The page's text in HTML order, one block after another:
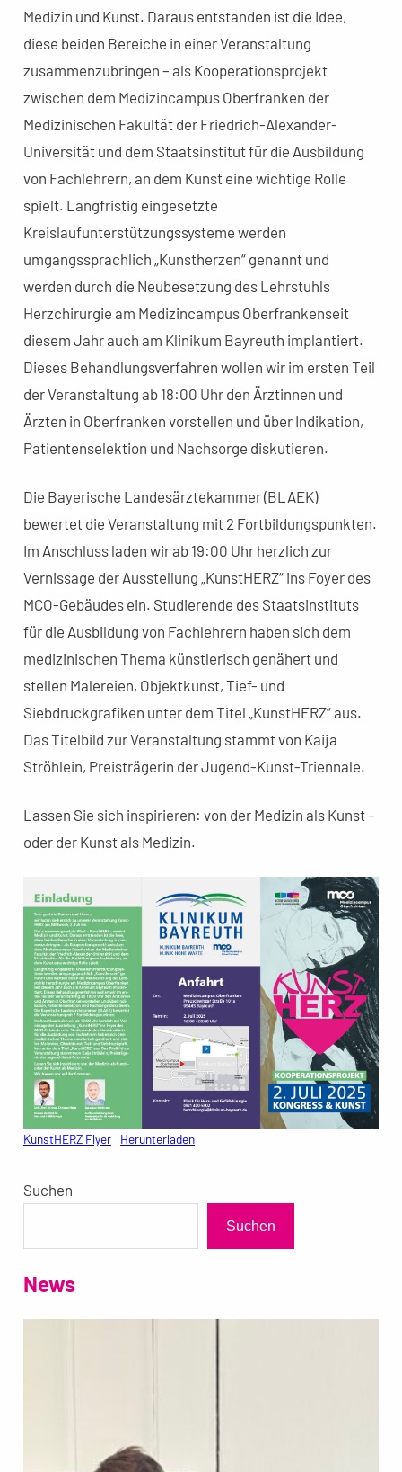
Medizin und Kunst. Daraus entstanden ist die Idee,
diese beiden Bereiche in einer Veranstaltung
zusammenzubringen – als Kooperationsprojekt
zwischen dem Medizincampus Oberfranken der
Medizinischen Fakultät der Friedrich-Alexander-
Universität und dem Staatsinstitut für die Ausbildung
von Fachlehrern, an dem Kunst eine wichtige Rolle
spielt. Langfristig eingesetzte
Kreislaufunterstützungssysteme werden
umgangssprachlich „Kunstherzen“ genannt und
werden durch die Neubesetzung des Lehrstuhls
Herzchirurgie am Medizincampus Oberfrankenseit
diesem Jahr auch am Klinikum Bayreuth implantiert.
Dieses Behandlungsverfahren wollen wir im ersten Teil
der Veranstaltung ab 18:00 Uhr den Ärztinnen und
Ärzten in Oberfranken vorstellen und über Indikation,
Patientenselektion und Nachsorge diskutieren.
Die Bayerische Landesärztekammer (BLAEK)
bewertet die Veranstaltung mit 2 Fortbildungspunkten.
Im Anschluss laden wir ab 19:00 Uhr herzlich zur
Vernissage der Ausstellung „KunstHERZ“ ins Foyer des
MCO-Gebäudes ein. Studierende des Staatsinstituts
für die Ausbildung von Fachlehrern haben sich dem
medizinischen Thema künstlerisch genähert und
stellen Malereien, Objektkunst, Tief- und
Siebdruckgrafiken unter dem Titel „KunstHERZ“ aus.
Das Titelbild zur Veranstaltung stammt von Kaija
Ströhlein, Preisträgerin der Jugend-Kunst-Triennale.
Lassen Sie sich inspirieren: von der Medizin als Kunst –
oder der Kunst als Medizin.
KunstHERZ Flyer Herunterladen
Suchen
Suchen
News